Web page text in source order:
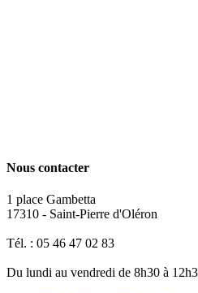
Nous contacter
1 place Gambetta
17310 - Saint-Pierre d'Oléron
Tél. : 05 46 47 02 83
Du lundi au vendredi de 8h30 à